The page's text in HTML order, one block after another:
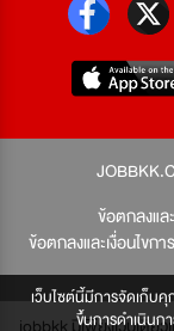
เว็บไซต์นี้มีการจัดเก็บ
ขึ้นการดำเนินก
ข้อตกลงแล
ข้อตกลงและเงื่อนไขก